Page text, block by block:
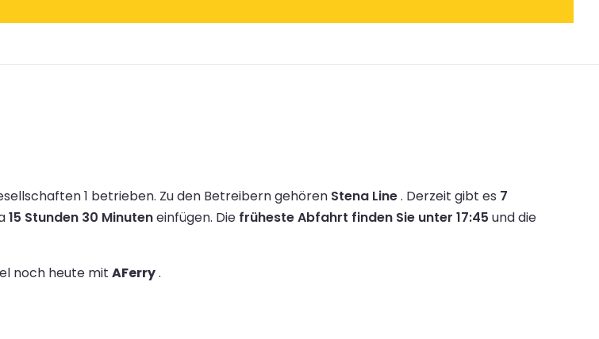
1 betrieben. Zu den Betreibern gehören Stena Line. Derzeit gibt es 7
15 Stunden 30 Minuteneinfügen. Die früheste Abfahrt finden Sie unter 17:45 und die
noch heute mit AFerry.